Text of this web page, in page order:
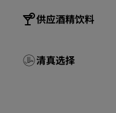
供应酒精饮料
清真选择